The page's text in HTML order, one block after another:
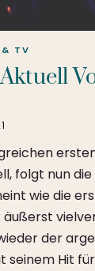
& TV
folgt nun
wie die
äußerst
der
seinem Hit